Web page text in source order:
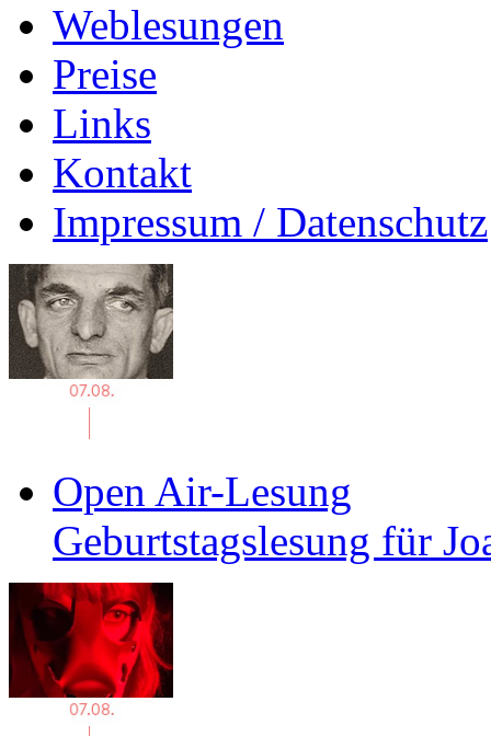
Weblesungen
Preise
Links
Kontakt
Impressum / Datenschutz
Open Air-Lesung
Geburtstagslesung für